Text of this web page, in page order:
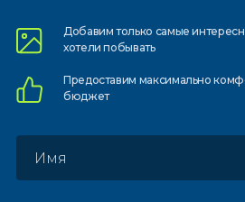
Добавим только самые
хотели побывать
Предоставим максимально
бюджет